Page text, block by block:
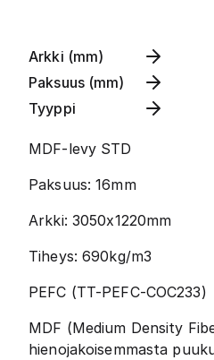
Arkki (mm)
Paksuus (mm)
Tyyppi
MDF-levy STD
Paksuus: 16mm
Arkki: 3050x1220mm
Tiheys: 690kg/m3
PEFC (TT-PEFC-COC233)
MDF (Medium Density
hienojakoisemmasta